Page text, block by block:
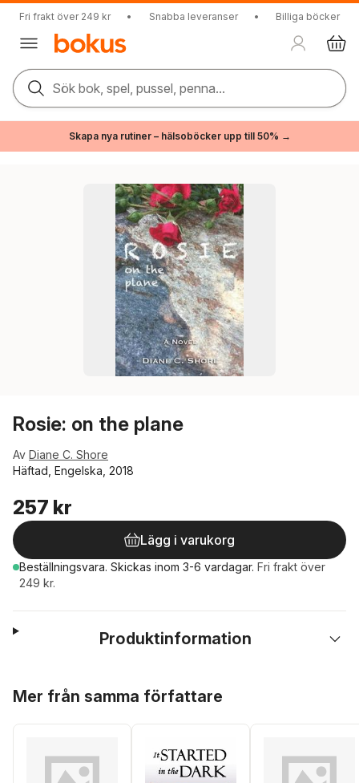
Fri frakt över 249 kr • Snabba leveranser • Billiga böcker
Sök bok, spel, pussel, penna...
Skapa nya rutiner – hälsoböcker upp till 50% →
Rosie: on the plane
Av Diane C. Shore
Häftad, Engelska, 2018
257 kr
Lägg i varukorg
Beställningsvara. Skickas inom 3-6 vardagar. Fri frakt över
249 kr.
Produktinformation
Mer från samma författare